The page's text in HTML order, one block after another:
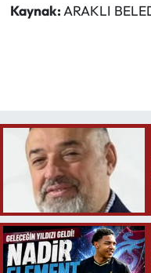
Kaynak:ARAKLI